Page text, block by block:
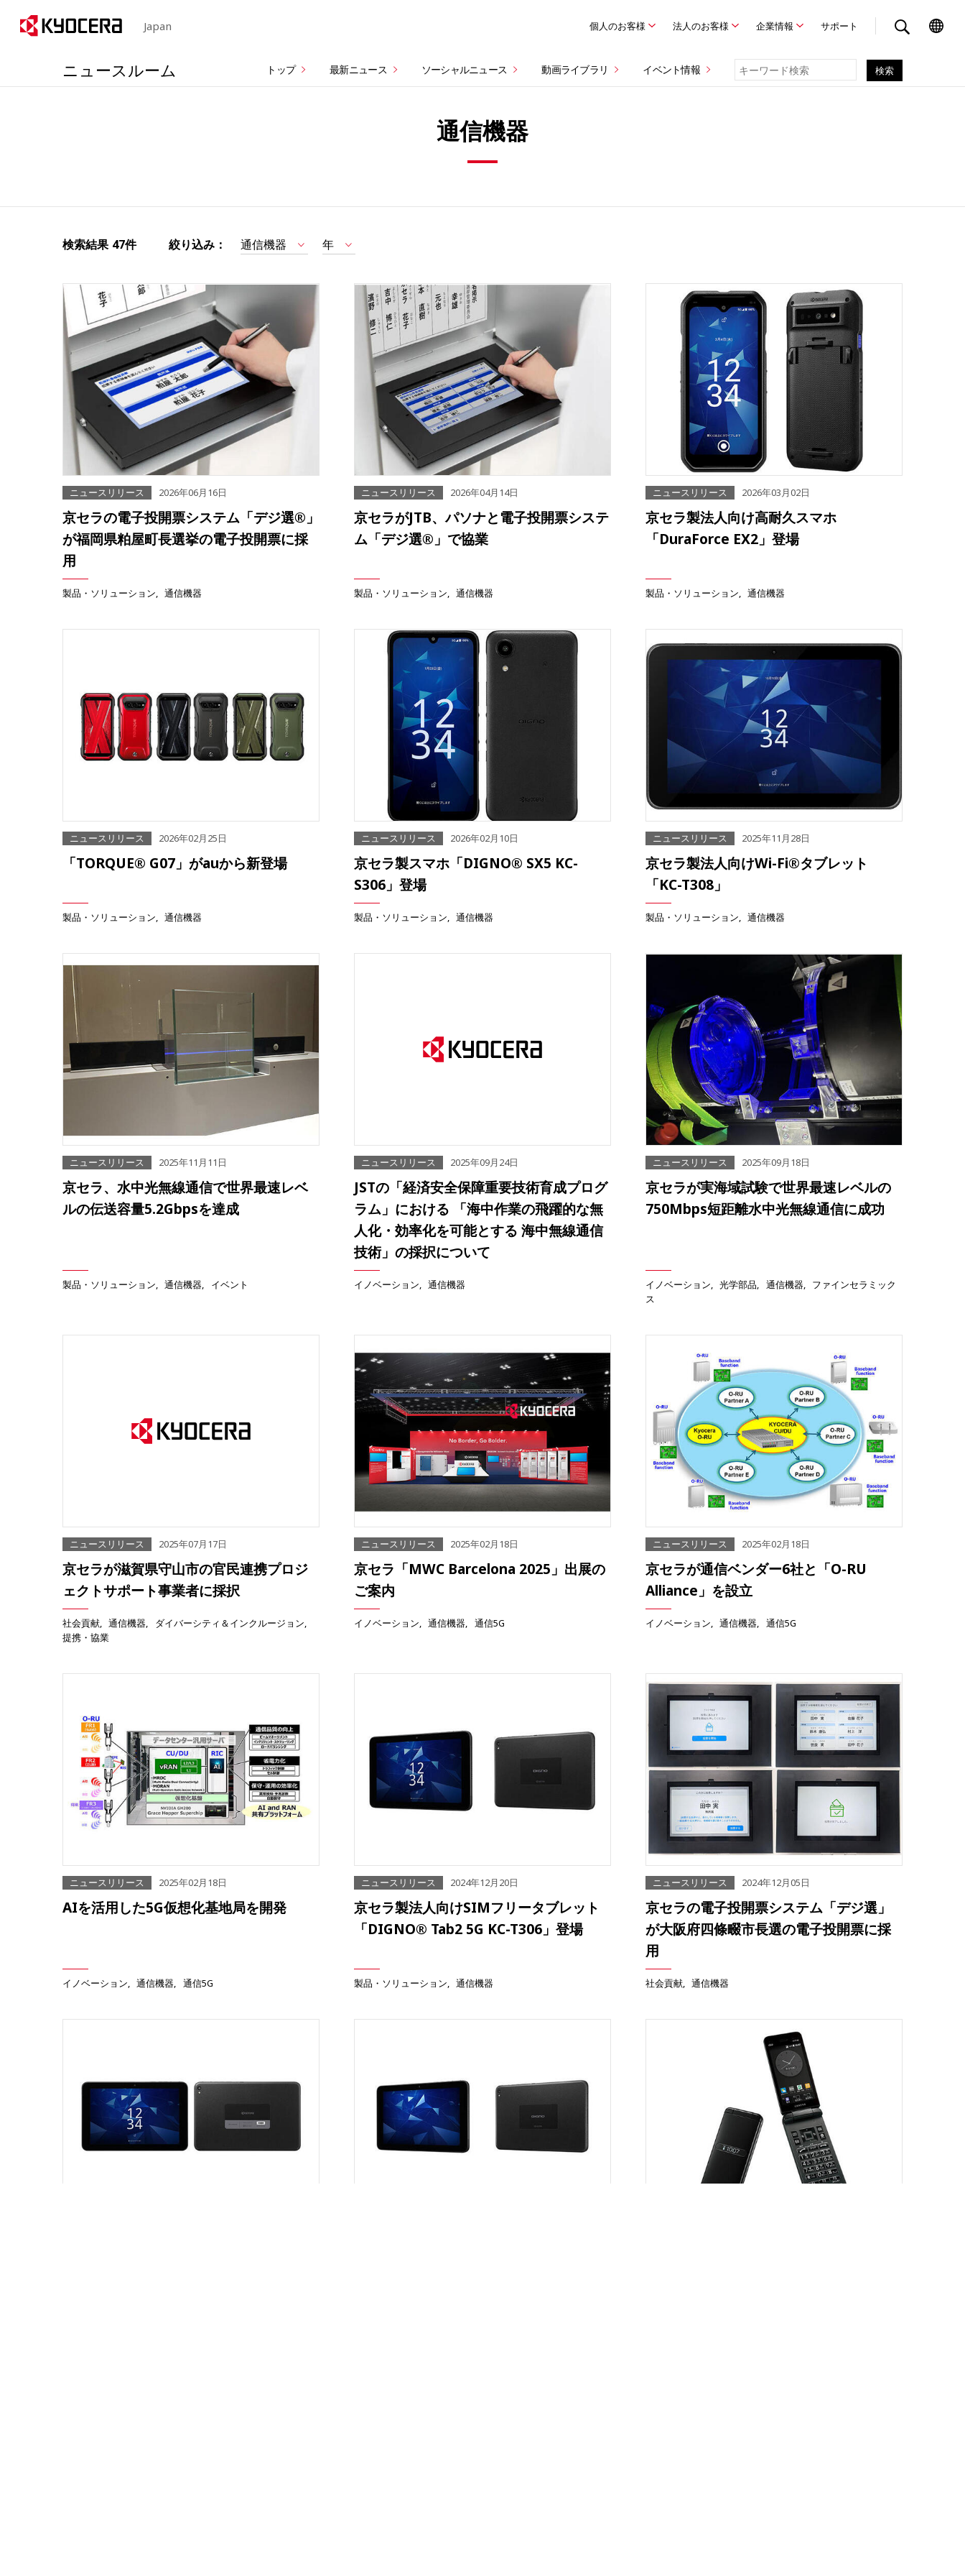
Japan 個人のお客様 法人のお客様 企業情報 サポート
ニュースルーム トップ 最新ニュース ソーシャルニュース 動画ライブラリ イベント情報
通信機器
検索結果 47件 絞り込み： 通信機器 年
ニュースリリース 2026年06月16日
京セラの電子投開票システム「デジ選®」
が福岡県粕屋町長選挙の電子投開票に採
用
製品・ソリューション 通信機器
ニュースリリース 2026年04月14日
京セラがJTB、パソナと電子投開票システ
ム「デジ選®」で協業
製品・ソリューション 通信機器
ニュースリリース 2026年03月02日
京セラ製法人向け高耐久スマホ
「DuraForce EX2」登場
製品・ソリューション 通信機器
ニュースリリース 2026年02月25日
「TORQUE® G07」がauから新登場
製品・ソリューション 通信機器
ニュースリリース 2026年02月10日
京セラ製スマホ「DIGNO® SX5 KC-
S306」登場
製品・ソリューション 通信機器
ニュースリリース 2025年11月28日
京セラ製法人向けWi-Fi®タブレット
「KC-T308」
製品・ソリューション 通信機器
ニュースリリース 2025年11月11日
京セラ、水中光無線通信で世界最速レベ
ルの伝送容量5.2Gbpsを達成
製品・ソリューション 通信機器 イベント
ニュースリリース 2025年09月24日
JSTの「経済安全保障重要技術育成プログ
ラム」における 「海中作業の飛躍的な無
人化・効率化を可能とする 海中無線通信
技術」の採択について
イノベーション 通信機器
ニュースリリース 2025年09月18日
京セラが実海域試験で世界最速レベルの
750Mbps短距離水中光無線通信に成功
イノベーション 光学部品 通信機器
ファインセラミック
ス
ニュースリリース 2025年07月17日
京セラが滋賀県守山市の官民連携プロジ
ェクトサポート事業者に採択
社会貢献 通信機器
ダイバーシティ＆インクルージョン
提携・協業
ニュースリリース 2025年02月18日
京セラ「MWC Barcelona 2025」出展の
ご案内
イノベーション 通信機器 通信5G
ニュースリリース 2025年02月18日
京セラが通信ベンダー6社と「O-RU
Alliance」を設立
イノベーション 通信機器 通信5G
ニュースリリース 2025年02月18日
AIを活用した5G仮想化基地局を開発
イノベーション 通信機器 通信5G
ニュースリリース 2024年12月20日
京セラ製法人向けSIMフリータブレット
「DIGNO® Tab2 5G KC-T306」登場
製品・ソリューション 通信機器
ニュースリリース 2024年12月05日
京セラの電子投開票システム「デジ選」
が大阪府四條畷市長選の電子投開票に採
用
社会貢献 通信機器